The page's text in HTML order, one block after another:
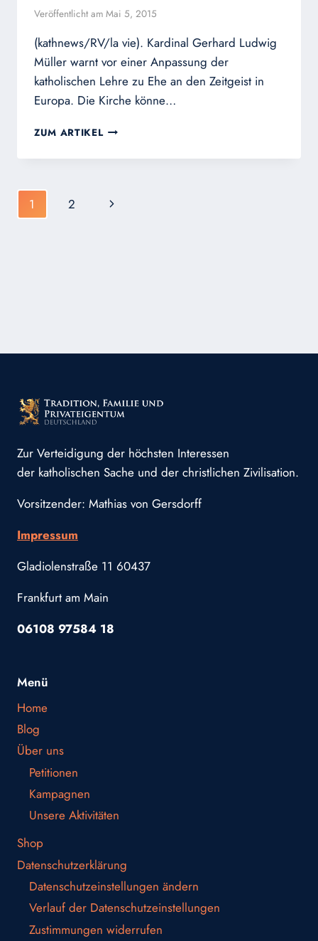
Veröffentlicht am Mai 5, 2015
(kathnews/RV/la vie). Kardinal Gerhard Ludwig
Müller warnt vor einer Anpassung der
katholischen Lehre zu Ehe an den Zeitgeist in
Europa. Die Kirche könne…
ZUM ARTIKEL KARDINAL
KIRCHE
ÜBER
Seitennavigation
1 2
Nächste
Zur Verteidigung der höchsten Interessen
der katholischen Sache und der christlichen Zivilisation.
Vorsitzender: Mathias von Gersdorff
Impressum
Gladiolenstraße 11 60437
Frankfurt am Main
06108 97584 18
Menü
Home
Blog
Über uns
Petitionen
Kampagnen
Unsere Aktivitäten
Shop
Datenschutzerklärung
Datenschutzeinstellungen ändern
Verlauf der Datenschutzeinstellungen
Zustimmungen widerrufen